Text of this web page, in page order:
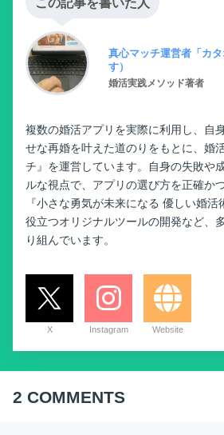
真心マッチ運営者「カ
す）
婚活実践メソッド著者
複数の婚活アプリを実際に利用し、自
せな再婚を叶えた道のりをもとに、婚
チ』を運営しています。自身の失敗や
ルな視点で、アプリの選び方を正確か
『小さな勇気が未来になる 優しい婚
役立つオリジナルツールの開発など、
り組んでいます。
X Instagram Website
2 COMMENTS